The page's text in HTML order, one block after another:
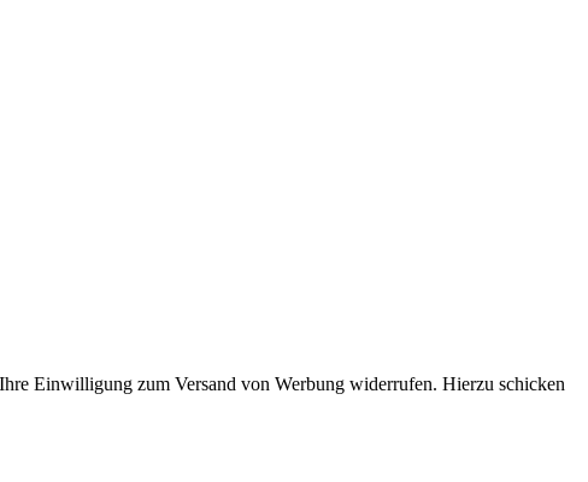
Einwilligung zum Versand von Werbung widerrufen. Hierzu schicken